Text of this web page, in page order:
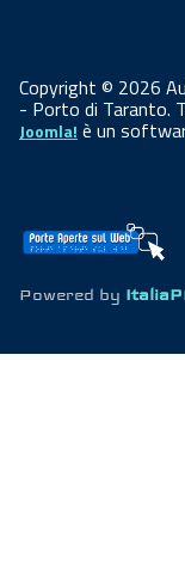
Copyright © 2026
- Porto di Taranto.
Joomla! è un
Powered by